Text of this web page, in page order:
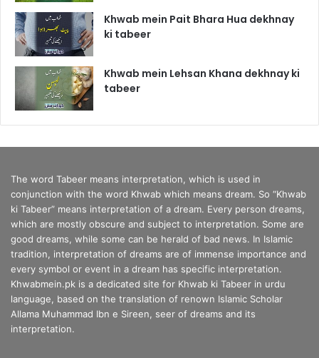
Khwab mein Pait Bhara Hua dekhnay
ki tabeer
Khwab mein Lehsan Khana dekhnay ki
tabeer
The word Tabeer means interpretation, which is used in
conjunction with the word Khwab which means dream. So “Khwab
ki Tabeer” means interpretation of a dream. Every person dreams,
which are mostly obscure and subject to interpretation. Some are
good dreams, while some can be herald of bad news. In Islamic
tradition, interpretation of dreams are of immense importance and
every symbol or event in a dream has specific interpretation.
Khwabmein.pk is a dedicated site for Khwab ki Tabeer in urdu
language, based on the translation of renown Islamic Scholar
Allama Muhammad Ibn e Sireen, seer of dreams and its
interpretation.